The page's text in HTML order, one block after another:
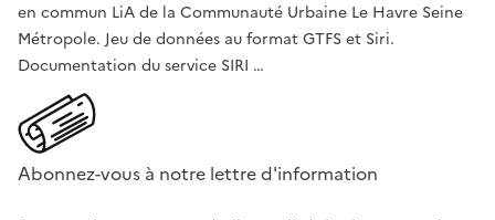
en commun LiA de la Communauté Urbaine Le Havre Seine
Métropole. Jeu de données au format GTFS et Siri.
Documentation du service SIRI …
Abonnez-vous à notre lettre d'information